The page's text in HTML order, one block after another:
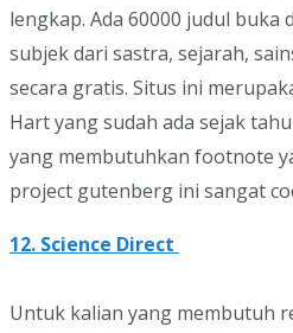
lengkap. Ada 60000 judul buka
subjek dari sastra, sejarah,
secara gratis. Situs ini
Hart yang sudah ada sejak
yang membutuhkan footnote
project gutenberg ini sangat
12. Science Direct
Untuk kalian yang membutuh